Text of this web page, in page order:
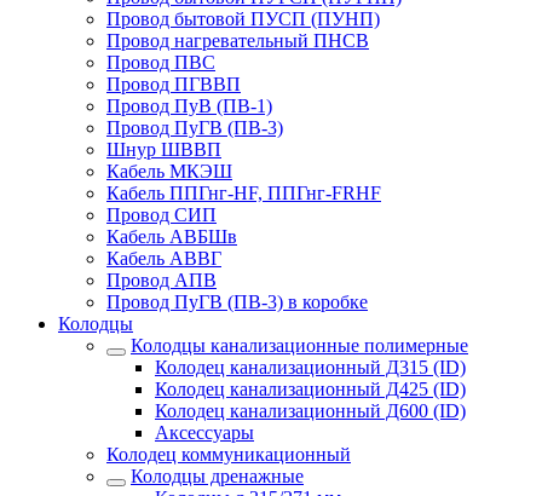
Провод бытовой ПУСП (ПУНП)
Провод нагревательный ПНСВ
Провод ПВС
Провод ПГВВП
Провод ПуВ (ПВ-1)
Провод ПуГВ (ПВ-3)
Шнур ШВВП
Кабель МКЭШ
Кабель ППГнг-HF, ППГнг-FRHF
Провод СИП
Кабель АВБШв
Кабель АВВГ
Провод АПВ
Провод ПуГВ (ПВ-3) в коробке
Колодцы
Колодцы канализационные полимерные
Колодец канализационный Д315 (ID)
Колодец канализационный Д425 (ID)
Колодец канализационный Д600 (ID)
Аксессуары
Колодец коммуникационный
Колодцы дренажные